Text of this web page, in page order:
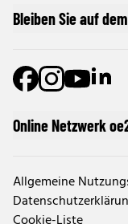
Online Netzwerk
Allgemeine
Bleiben Sie auf